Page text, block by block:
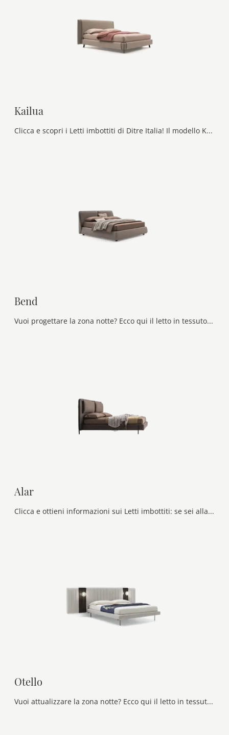
Kailua
Clicca e scopri i Letti imbottiti di Ditre Italia! Il modello Kailua in tessuto ti aspetta nelle versioni matrimoniali.
Bend
Vuoi progettare la zona notte? Ecco qui il letto in tessuto Bend di Ditre Italia per spazi moderni.
Alar
Clicca e ottieni informazioni sui Letti imbottiti: se sei alla ricerca di modelli matrimoniali moderni, il modello Alar Ditre Italia fa al caso tuo.
Otello
Vuoi attualizzare la zona notte? Ecco qui il letto in tessuto Otello di Ditre Italia per spazi moderni.